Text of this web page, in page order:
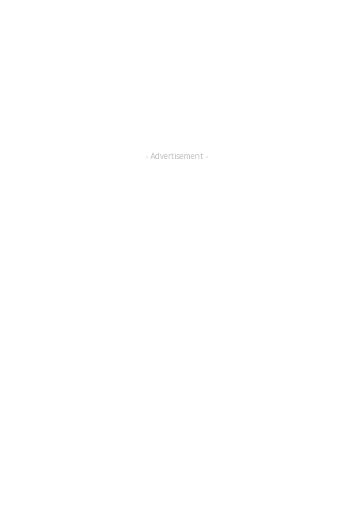
- Advertisement -